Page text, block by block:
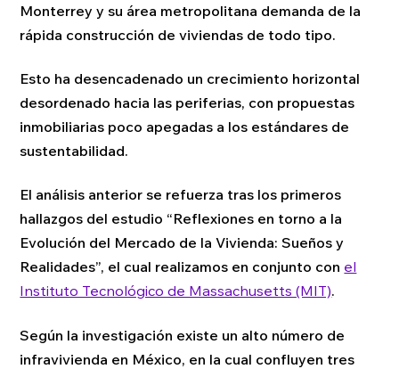
Monterrey y su área metropolitana demanda de la
rápida construcción de viviendas de todo tipo.
Esto ha desencadenado un crecimiento horizontal
desordenado hacia las periferias, con propuestas
inmobiliarias poco apegadas a los estándares de
sustentabilidad.
El análisis anterior se refuerza tras los primeros
hallazgos del estudio “Reflexiones en torno a la
Evolución del Mercado de la Vivienda: Sueños y
Realidades”, el cual realizamos en conjunto con el
Instituto Tecnológico de Massachusetts (MIT).
Según la investigación existe un alto número de
infravivienda en México, en la cual confluyen tres